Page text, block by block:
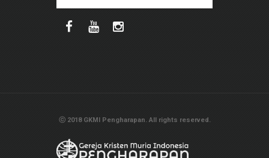
ⓒ 2018 GKMI Pengharapan. All rights reserved.